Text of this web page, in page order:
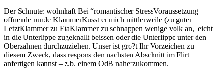
Der Schnute: wohnhaft Bei “romantischer StressVoraussetzung
offnende runde KlammerKusst er mich mittlerweile (zu guter
LetztKlammer zu EtaKlammer zu schnappen wenige volk an, leicht
in die Unterlippe zugeknallt beissen oder die Unterlippe unter den
Oberzahnen durchzuziehen. Unser ist gro?t Ihr Vorzeichen zu
diesem Zweck, dass respons den nachsten Abschnitt im Flirt
anfertigen kannst – z.b. einem OdB naherzukommen.